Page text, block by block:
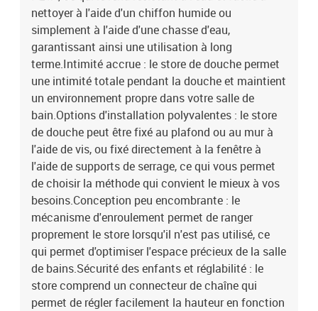
nettoyer à l'aide d'un chiffon humide ou
simplement à l'aide d'une chasse d'eau,
garantissant ainsi une utilisation à long
terme.Intimité accrue : le store de douche permet
une intimité totale pendant la douche et maintient
un environnement propre dans votre salle de
bain.Options d'installation polyvalentes : le store
de douche peut être fixé au plafond ou au mur à
l'aide de vis, ou fixé directement à la fenêtre à
l'aide de supports de serrage, ce qui vous permet
de choisir la méthode qui convient le mieux à vos
besoins.Conception peu encombrante : le
mécanisme d'enroulement permet de ranger
proprement le store lorsqu'il n'est pas utilisé, ce
qui permet d'optimiser l'espace précieux de la salle
de bains.Sécurité des enfants et réglabilité : le
store comprend un connecteur de chaîne qui
permet de régler facilement la hauteur en fonction